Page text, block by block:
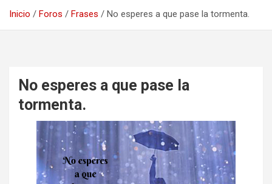
Inicio Foros Frases No esperes a que pase la tormenta.
No esperes a que pase la
tormenta.